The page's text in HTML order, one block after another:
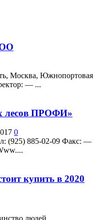
Москва, Южнопортовая
— ...
лесов ПРОФИ»
0
(925) 885-02-09 Факс: —
купить в 2020
людей